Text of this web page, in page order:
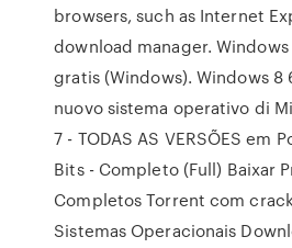
browsers, such as Internet
download manager.
gratis (Windows). Windows 8
nuovo sistema operativo di
7 - TODAS AS VERSÕES em
Bits - Completo (Full) Baixar
Completos Torrent com
Sistemas Operacionais